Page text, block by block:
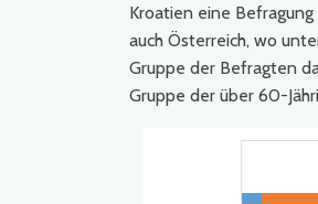
Kroatien eine
auch Österreich, wo
Gruppe der Befragten
Gruppe der über 60-